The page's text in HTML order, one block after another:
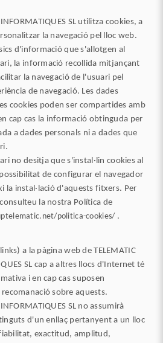
INFORMATIQUES SL utilitza cookies, a
la navegació pel lloc web.
d'informació que s'allotgen al
la informació recollida mitjançant
la navegació de l'usuari pel
de navegació. Les dades
cookies poden ser compartides amb
cap cas la informació obtinguda per
a dades personals ni a dades que
no desitja que s'instal·lin cookies al
de configurar el navegador
la instal·lació d'aquests fitxers. Per
la nostra Política de
politica-cookies/ .
a la pàgina web de TELEMATIC
SL cap a altres llocs d'Internet té
i en cap cas suposen
sobre aquests.
SL no assumirà
d'un enllaç pertanyent a un lloc
exactitud, amplitud,